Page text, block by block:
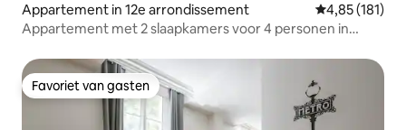
Appartement in 12e arrondissement Gemiddelde
4,85 (181)
Appartement met 2 slaapkamers voor 4 personen in
Favoriet van gasten
Favoriet van gasten